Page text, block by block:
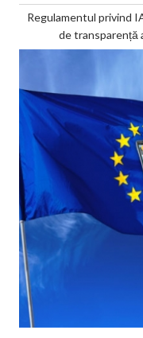
Regulamentul privind
de transparență